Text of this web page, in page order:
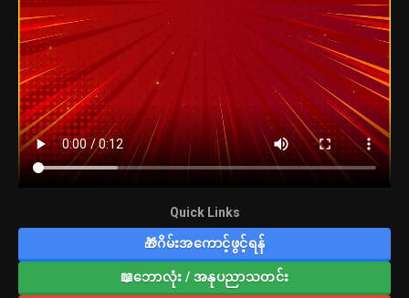
Quick Links
🎁ဂိမ်းအကောင့်ဖွင့်ရန်
📖ဘောလုံး / အနုပညာသတင်း